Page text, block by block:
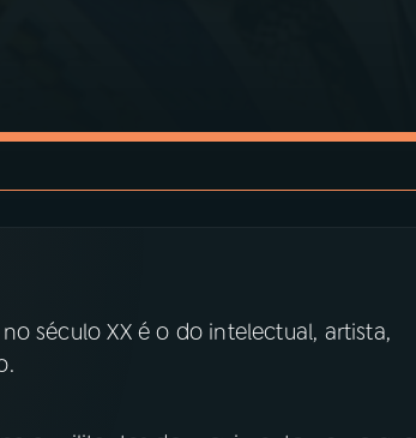
século XX é o do intelectual, artista,